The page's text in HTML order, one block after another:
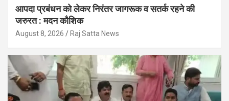
आपदा प्रबंधन को लेकर निरंतर जागरूक व सतर्क रहने की
जरुरत : मदन कौशिक
August 8, 2026 Raj Satta News